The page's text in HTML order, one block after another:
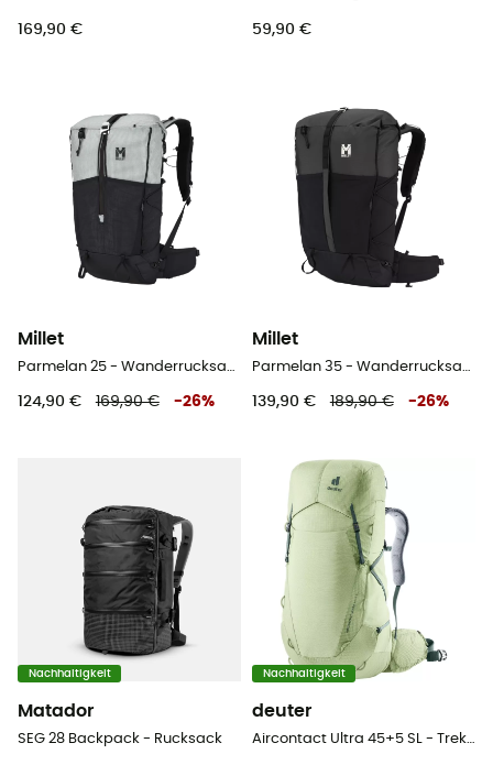
169,90 € 59,90 €
Millet
Parmelan 25 - Wanderrucksack
124,90 € 169,90 € -26%
Millet
Parmelan 35 - Wanderrucksack
139,90 € 189,90 € -26%
Nachhaltigkeit
Matador
SEG 28 Backpack - Rucksack
Nachhaltigkeit
deuter
Aircontact Ultra 45+5 SL - Trekkingrucksack - Damen